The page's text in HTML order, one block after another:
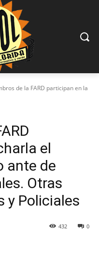
de la FARD participan en la
el
ante de
Otras
y Policiales
0
432